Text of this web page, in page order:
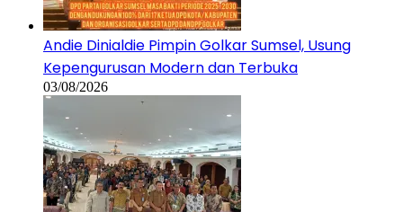
Andie Dinialdie Pimpin Golkar Sumsel, Usung
Kepengurusan Modern dan Terbuka
03/08/2026